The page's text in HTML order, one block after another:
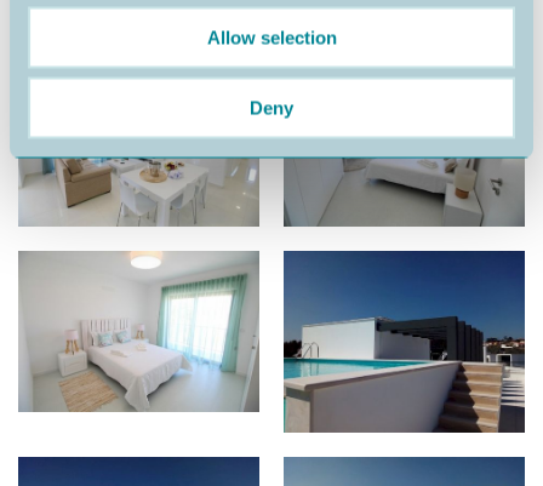
Allow selection
Deny